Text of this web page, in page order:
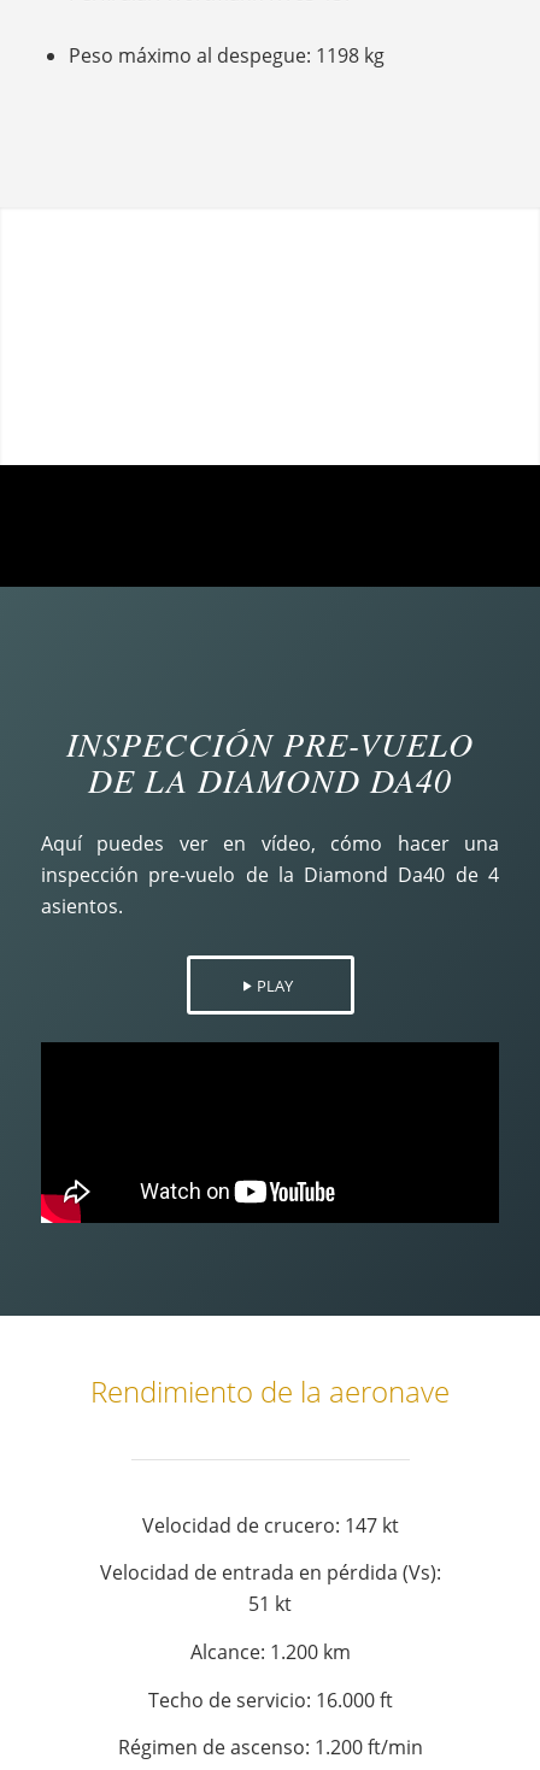
Peso máximo al despegue: 1198 kg
INSPECCIÓN PRE-VUELO
DE LA DIAMOND DA40
Aquí puedes ver en vídeo, cómo hacer una
inspección pre-vuelo de la Diamond Da40 de 4
asientos.
PLAY
Rendimiento de la aeronave
Velocidad de crucero: 147 kt
Velocidad de entrada en pérdida (Vs):
51 kt
Alcance: 1.200 km
Techo de servicio: 16.000 ft
Régimen de ascenso: 1.200 ft/min